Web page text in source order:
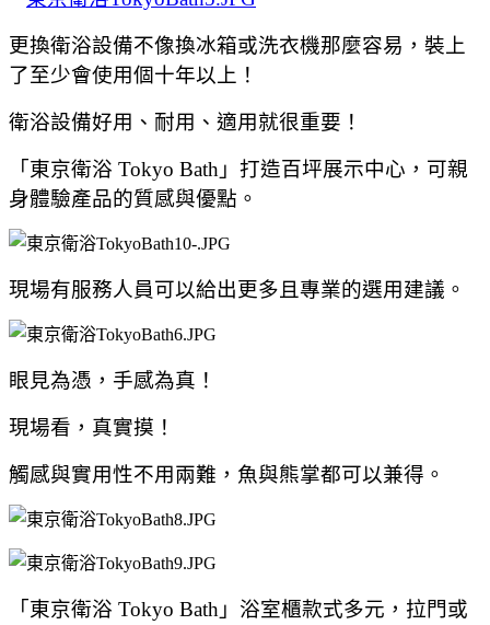
更換衛浴設備不像換冰箱或洗衣機那麼容易，裝上
了至少會使用個十年以上！
衛浴設備好用、耐用、適用就很重要！
「東京衛浴 Tokyo Bath」 打造百坪展示中心，可親
身體驗產品的質感與優點。
現場有服務人員可以給出更多且專業的選用建議。
眼見為憑，手感為真！
現場看，真實摸！
觸感與實用性不用兩難，魚與熊掌都可以兼得。
「東京衛浴 Tokyo Bath」 浴室櫃款式多元，拉門或